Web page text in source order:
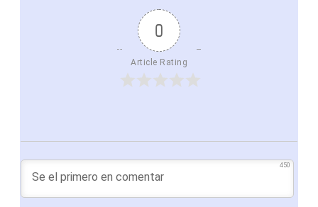
0
Article Rating
450